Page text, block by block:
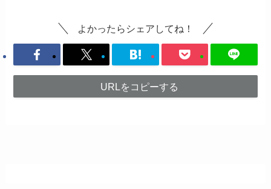
よかったらシェアしてね！
URLをコピーする